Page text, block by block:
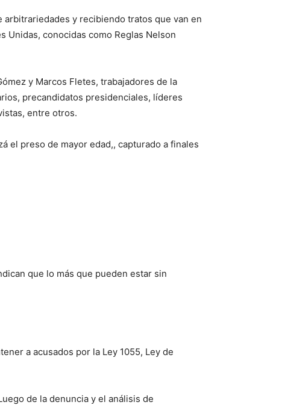
y recibiendo tratos que van en
Unidas, conocidas como Reglas Nelson
y Marcos Fletes, trabajadores de la
precandidatos presidenciales, líderes
entre otros.
el preso de mayor edad,, capturado a finales
que lo más que pueden estar sin
a acusados por la Ley 1055, Ley de
de la denuncia y el análisis de